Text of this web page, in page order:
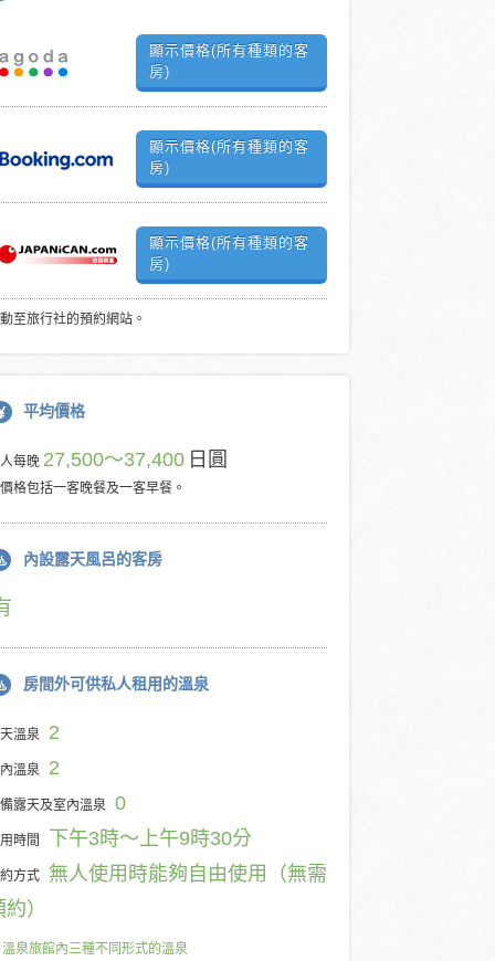
顯示價格(所有種類的客
房)
顯示價格(所有種類的客
房)
顯示價格(所有種類的客
房)
至旅行社的預約網站。
平均價格
每晚 27,500～37,400 日圓
格包括一客晚餐及一客早餐。
內設露天風呂的客房
房間外可供私人租用的溫泉
溫泉 2
溫泉 2
露天及室內溫泉 0
時間 下午3時～上午9時30分
方式
無人使用時能夠自由使用（無需
）
溫泉旅館內三種不同形式的溫泉